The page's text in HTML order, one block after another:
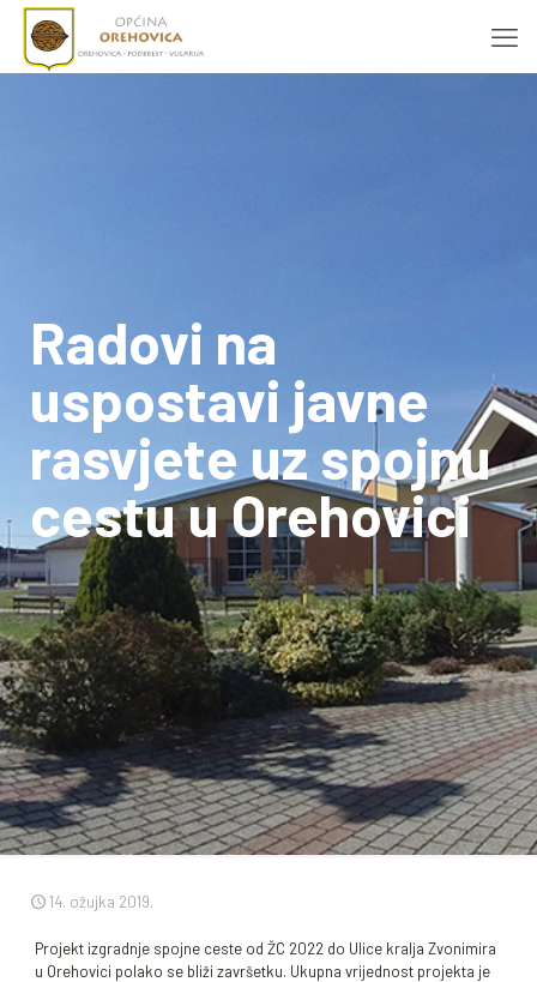
Radovi na
uspostavi javne
rasvjete uz spojnu
cestu u Orehovici
14. ožujka 2019.
Projekt izgradnje spojne ceste od ŽC 2022 do Ulice kralja Zvonimira
u Orehovici polako se bliži završetku. Ukupna vrijednost projekta je